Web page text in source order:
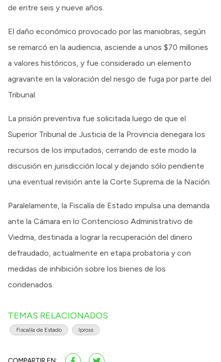
de entre seis y nueve años.
El daño económico provocado por las maniobras, según
se remarcó en la audiencia, asciende a unos $70 millones
a valores históricos, y fue considerado un elemento
agravante en la valoración del riesgo de fuga por parte del
Tribunal.
La prisión preventiva fue solicitada luego de que el
Superior Tribunal de Justicia de la Provincia denegara los
recursos de los imputados, cerrando de este modo la
discusión en jurisdicción local y dejando sólo pendiente
una eventual revisión ante la Corte Suprema de la Nación.
Paralelamente, la Fiscalía de Estado impulsa una demanda
ante la Cámara en lo Contencioso Administrativo de
Viedma, destinada a lograr la recuperación del dinero
defraudado, actualmente en etapa probatoria y con
medidas de inhibición sobre los bienes de los
condenados.
TEMAS RELACIONADOS
Fiscalía de Estado Ipross